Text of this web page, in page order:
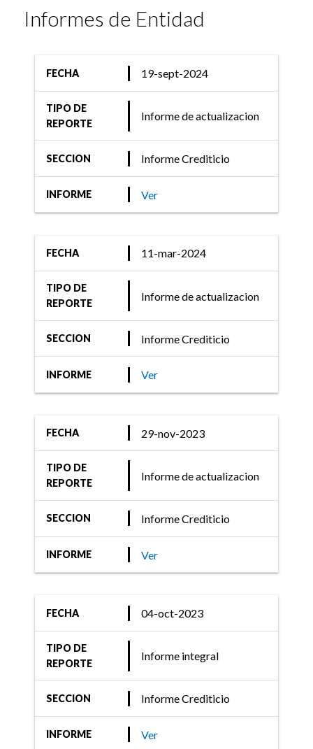
Informes de Entidad
FECHA 19-sept-2024
TIPO DE
REPORTE
Informe de actualizacion
SECCION Informe Crediticio
INFORME Ver
FECHA 11-mar-2024
TIPO DE
REPORTE
Informe de actualizacion
SECCION Informe Crediticio
INFORME Ver
FECHA 29-nov-2023
TIPO DE
REPORTE
Informe de actualizacion
SECCION Informe Crediticio
INFORME Ver
FECHA 04-oct-2023
TIPO DE
REPORTE
Informe integral
SECCION Informe Crediticio
INFORME Ver